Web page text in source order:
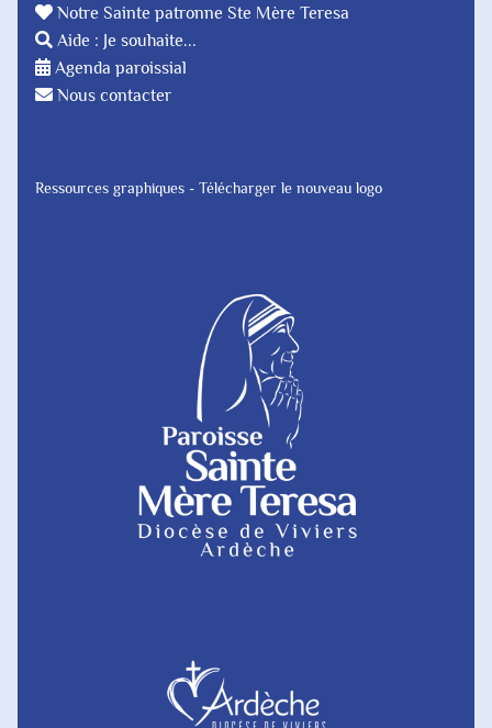
Notre Sainte patronne Ste Mère Teresa
Aide : Je souhaite...
Agenda paroissial
Nous contacter
Ressources graphiques - Télécharger le nouveau logo